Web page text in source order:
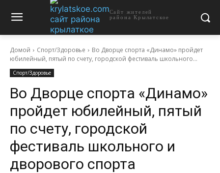
Сайт жителей
района Крылатское
Домой Спорт/Здоровье
Во Дворце спорта «Динамо» пройдет
юбилейный, пятый по счету, городской фестиваль школьного...
Спорт/Здоровье
Во Дворце спорта «Динамо»
пройдет юбилейный, пятый
по счету, городской
фестиваль школьного и
дворового спорта